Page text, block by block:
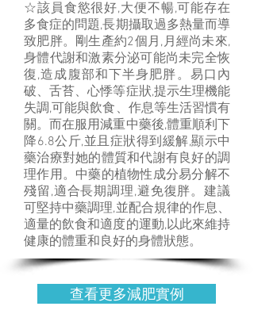
☆該員食慾很好,大便不暢,可能存在
多食症的問題,長期攝取過多熱量而導
致肥胖。剛生產約2個月,月經尚未來,
身體代謝和激素分泌可能尚未完全恢
復,造成腹部和下半身肥胖。易口內
破、舌苔、心悸等症狀,提示生理機能
失調,可能與飲食、作息等生活習慣有
關。而在服用減重中藥後,體重順利下
降6.8公斤,並且症狀得到緩解,顯示中
藥治療對她的體質和代謝有良好的調
理作用。中藥的植物性成分易分解不
殘留,適合長期調理,避免復胖。建議
可堅持中藥調理,並配合規律的作息、
適量的飲食和適度的運動,以此來維持
健康的體重和良好的身體狀態。
查看更多減肥實例